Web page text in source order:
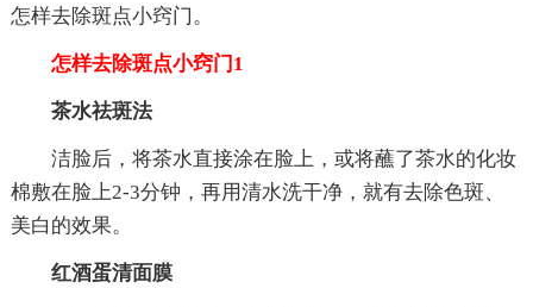
怎样去除斑点小窍门。
怎样去除斑点小窍门1
茶水祛斑法
洁脸后，将茶水直接涂在脸上，或将蘸了茶水的化妆
棉敷在脸上2-3分钟，再用清水洗干净，就有去除色斑、
美白的效果。
红酒蛋清面膜